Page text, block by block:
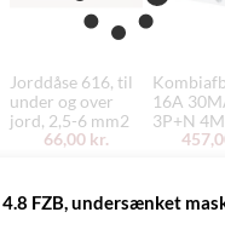
Jorddåse 616, til
under og over
jord, 2,5-6 mm2
66,00 kr.
16A
3P+N 4M
FZB, undersænket